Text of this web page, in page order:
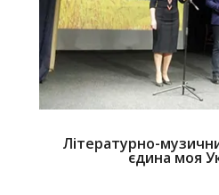
Літературно-
єдина моя